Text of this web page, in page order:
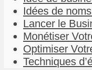
Idées de
Lancer le
Monétiser
Optimiser
Techniques